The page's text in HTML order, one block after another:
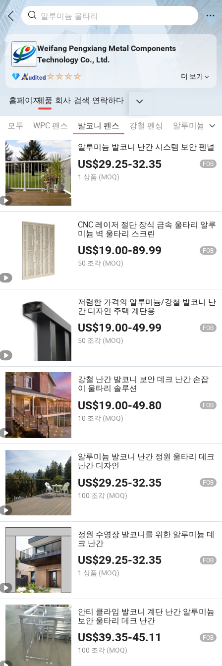
Weifang Pengxiang Metal Components
Technology Co., Ltd.
더 보기
홈페이지제품 회사 검색 연락하다
모두 WPC 펜스 발코니 펜스 강철 펜싱
알루미늄 펜싱
알루미늄 발코니 난간 시스템 보안 펜널
US$29.25-32.35 FOB
1 상품 (MOQ)
CNC 레이저 절단 장식 금속 울타리 알루
미늄 벽 울타리 스크린
US$19.00-89.99 FOB
50 조각 (MOQ)
저렴한 가격의 알루미늄/강철 발코니 난
간 디자인 주택 계단용
US$19.00-49.99 FOB
50 조각 (MOQ)
강철 난간 발코니 보안 데크 난간 손잡
이 울타리 솔루션
US$19.00-49.80 FOB
10 조각 (MOQ)
알루미늄 발코니 난간 정원 울타리 데크
난간 디자인
US$29.25-32.35 FOB
100 조각 (MOQ)
정원 수영장 발코니를 위한 알루미늄 데
크 난간
US$29.25-32.35 FOB
1 상품 (MOQ)
안티 클라임 발코니 계단 난간 알루미늄
보안 울타리 데크 난간
US$39.35-45.11 FOB
100 조각 (MOQ)